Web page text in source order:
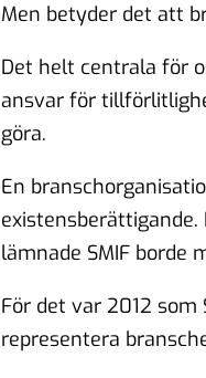
Men betyder det att
Det helt centrala för
ansvar för
göra.
En
existensberättigande.
lämnade SMIF borde
För det var 2012
representera